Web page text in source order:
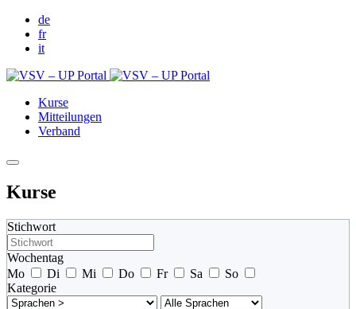
de
fr
it
Kurse
Mitteilungen
Verband
Kurse
Stichwort
Wochentag
Mo
Di Mi Do Fr Sa
So
Kategorie